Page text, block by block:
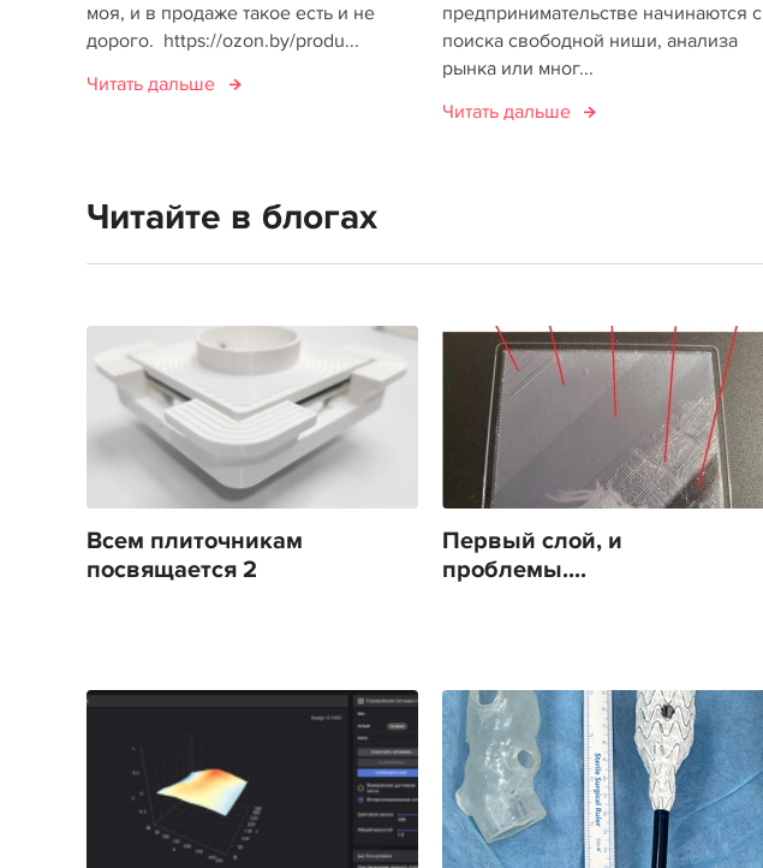
моя, и в продаже такое есть и не
дорого. https://ozon.by/produ...
Читать дальше
предпринимательстве начинаются с
поиска свободной ниши, анализа
рынка или мног...
Читать дальше
Читайте в блогах
Всем плиточникам
посвящается 2
Первый слой, и
проблемы....